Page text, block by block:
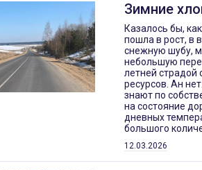
Зимние
Казалось бы,
пошла в рост, в
снежную шубу,
небольшую
летней страдой
ресурсов. Ан
знают по
на состояние
дневных
большого
12.03.2026